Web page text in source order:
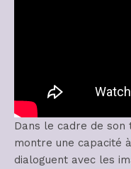
Dans le cadre de son
montre une capacité
dialoguent avec les